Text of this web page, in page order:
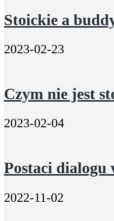
Stoickie a
2023-02-23
Czym nie jest
2023-02-04
Postaci dialogu
2022-11-02